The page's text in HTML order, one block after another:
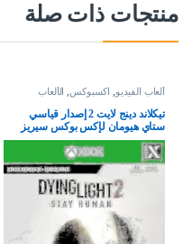
منتجات ذات صلة
ألعاب الفيديو اكسبوكس الألعاب
تيكلاند دينج لايت 2 إصدار قياسي
ستاي هيومان لإكس بوكس سيريز
إكس بوكس وان